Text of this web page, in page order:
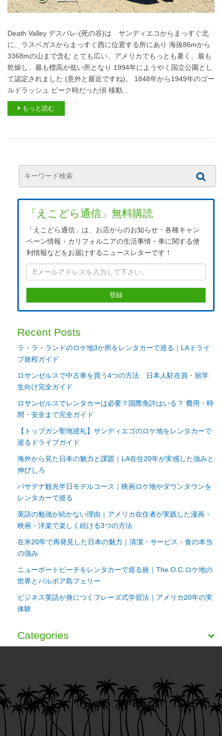
Death Valley デスバレ-(死の谷)は サンディエコからまっすぐ北
に、ラスベガスからまっすぐ西に位置する所にあり 海抜86mから
3368mの山まで含む とても広い、アメリカでもっとも暑く、最も
乾燥し、最も標高が低い所となり 1994年にようやく国立公園とし
て認定されました (意外と最近ですね)。 1848年から1949年のゴー
ルドラッシュ ピーク時だった頃 移動...
もっと読む
「えこどら通信」無料購読
「えこどら通信」は、お店からのお知らせ・各種キャン
ペーン情報・カリフォルニアの生活事情・車に関する便
利情報などをお届けするニュースレターです！
Recent Posts
ラ・ラ・ランドのロケ地3か所をレンタカーで巡る｜LAドライ
ブ旅程ガイド
ロサンゼルスで中古車を買う4つの方法 日本人駐在員・留学
生向け完全ガイド
ロサンゼルスでレンタカーは必要？国際免許はいる？ 費用・時
間・安全まで完全ガイド
【トップガン聖地巡礼】サンディエゴのロケ地をレンタカーで
巡るドライブガイド
海外から見た日本の魅力と課題｜LA在住20年が実感した強みと
伸びしろ
パサデナ観光半日モデルコース｜映画ロケ地やダウンタウンを
レンタカーで巡る
英語の勉強が続かない理由｜アメリカ在住者が実践した漫画・
映画・洋楽で楽しく続ける3つの方法
在米20年で再発見した日本の魅力｜清潔・サービス・食の本当
の強み
ニューポートビーチをレンタカーで巡る旅｜The O.C.ロケ地の
世界とバルボア島フェリー
ビジネス英語が身につくフレーズ式学習法｜アメリカ20年の実
体験
Categories